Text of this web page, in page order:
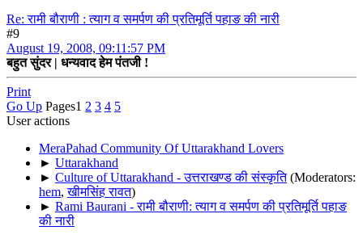
Re: रामी बौराणी : त्याग व समर्पण की प्रतिमूर्ति पहाङ की नारी
#9
August 19, 2008, 09:11:57 PM
बहुत सुंदर | धन्यवाद हेम पंतजी !
Print
Go Up Pages1 2 3 4 5
User actions
MeraPahad Community Of Uttarakhand Lovers
► Uttarakhand
► Culture of Uttarakhand - उत्तराखण्ड की संस्कृति (Moderators:
hem,खीमसिंह रावत)
► Rami Baurani - रामी बौराणी: त्याग व समर्पण की प्रतिमूर्ति पहाङ
की नारी